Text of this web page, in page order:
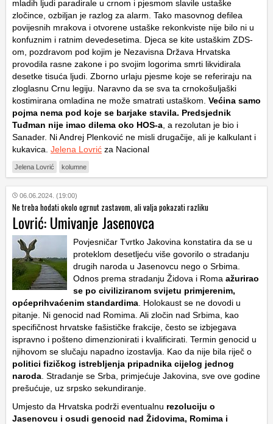
mladih ljudi paradirale u crnom i pjesmom slavile ustaške
zločince, ozbiljan je razlog za alarm. Tako masovnog defilea
povijesnih mrakova i otvorene ustaške rekonkviste nije bilo ni u
konfuznim i ratnim devedesetima. Djeca se kite ustaškim ZDS-
om, pozdravom pod kojim je Nezavisna Država Hrvatska
provodila rasne zakone i po svojim logorima smrti likvidirala
desetke tisuća ljudi. Zborno urlaju pjesme koje se referiraju na
zloglasnu Crnu legiju. Naravno da se sva ta crnokošuljaški
kostimirana omladina ne može smatrati ustaškom. Većina samo
pojma nema pod koje se barjake stavila. Predsjednik
Tuđman nije imao dilema oko HOS-a , a rezolutan je bio i
Sanader. Ni Andrej Plenković ne misli drugačije, ali je kalkulant i
kukavica. Jelena Lovrić za Nacional
Jelena Lovrić kolumne
06.06.2024. (19:00)
Ne treba hodati okolo ogrnut zastavom, ali valja pokazati razliku
Lovrić: Umivanje Jasenovca
Povjesničar Tvrtko Jakovina konstatira da se u
proteklom desetljeću više govorilo o stradanju
drugih naroda u Jasenovcu nego o Srbima.
Odnos prema stradanju Židova i Roma ažurirao
se po civiliziranom svijetu primjerenim,
općeprihvaćenim standardima . Holokaust se ne dovodi u
pitanje. Ni genocid nad Romima. Ali zločin nad Srbima, kao
specifičnost hrvatske fašističke frakcije, često se izbjegava
ispravno i pošteno dimenzionirati i kvalificirati. Termin genocid u
njihovom se slučaju napadno izostavlja. Kao da nije bila riječ o
politici fizičkog istrebljenja pripadnika cijelog jednog
naroda . Stradanje se Srba, primjećuje Jakovina, sve ove godine
prešućuje, uz srpsko sekundiranje.
Umjesto da Hrvatska podrži eventualnu rezoluciju o
Jasenovcu i osudi genocid nad Židovima, Romima i